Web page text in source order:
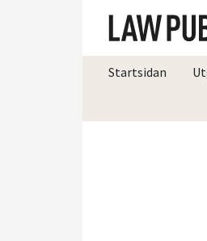
Startsidan